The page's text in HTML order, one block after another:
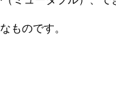
ものです。